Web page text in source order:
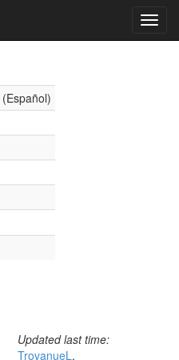
(Español)
Updated last time:
TrovanueL,